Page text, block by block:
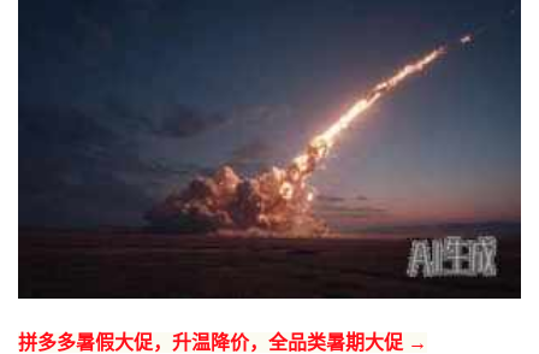
拼多多暑假大促，升温降价，全品类暑期大促 →